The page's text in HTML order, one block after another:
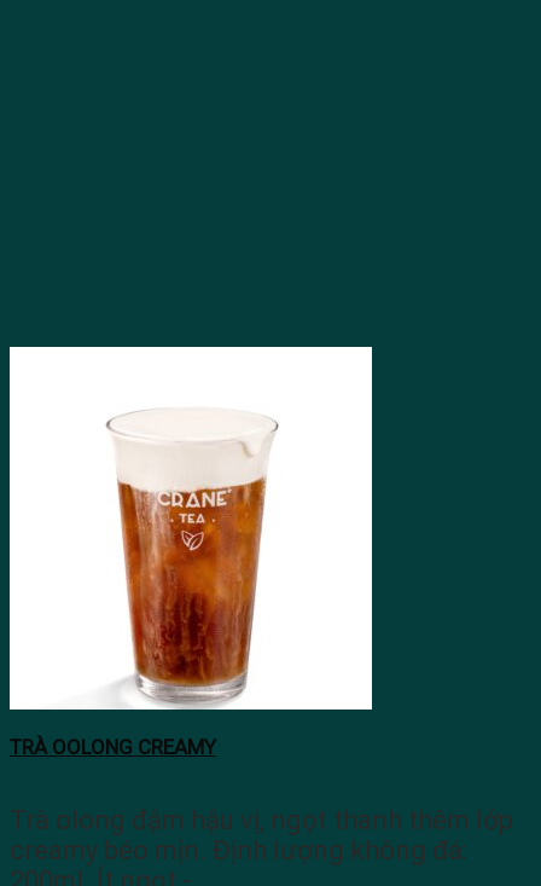
TRÀ OOLONG CREAMY
Trà olong đậm hậu vị, ngọt thanh thêm lớp
creamy béo mịn. Định lượng không đá: